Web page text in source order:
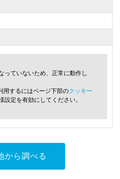
っていないため、正常に動作し
用するにはページ下部のクッキー
設定を有効にしてください。
から調べる